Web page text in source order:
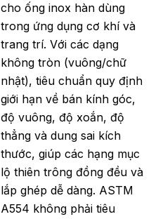
cho ống inox hàn dùng
trong ứng dụng cơ khí và
trang trí. Với các dạng
không tròn (vuông/chữ
nhật), tiêu chuẩn quy định
giới hạn về bán kính góc,
độ vuông, độ xoắn, độ
thẳng và dung sai kích
thước, giúp các hạng mục
lộ thiên trông đồng đều và
lắp ghép dễ dàng. ASTM
A554 không phải tiêu